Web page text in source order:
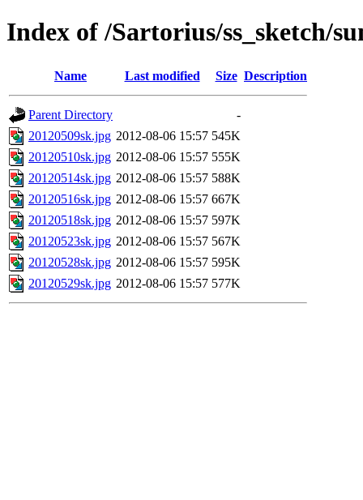
Index of /Sartorius/ss_sketch/
Name Last modified Size Description
Parent Directory
-
20120509sk.jpg 2012-08-06 15:57 545K
20120510sk.jpg 2012-08-06 15:57 555K
20120514sk.jpg 2012-08-06 15:57 588K
20120516sk.jpg 2012-08-06 15:57 667K
20120518sk.jpg 2012-08-06 15:57 597K
20120523sk.jpg 2012-08-06 15:57 567K
20120528sk.jpg 2012-08-06 15:57 595K
20120529sk.jpg 2012-08-06 15:57 577K